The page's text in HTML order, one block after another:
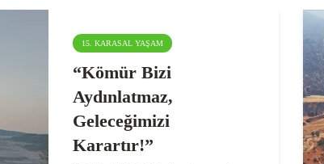
15. KARASAL YAŞAM
“Kömür Bizi
Aydınlatmaz,
Geleceğimizi
Karartır!”